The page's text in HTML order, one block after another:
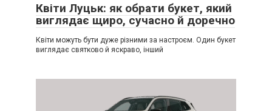
Квіти Луцьк: як обрати букет, який
виглядає щиро, сучасно й доречно
Квіти можуть бути дуже різними за настроєм. Один букет
виглядає святково й яскраво, інший